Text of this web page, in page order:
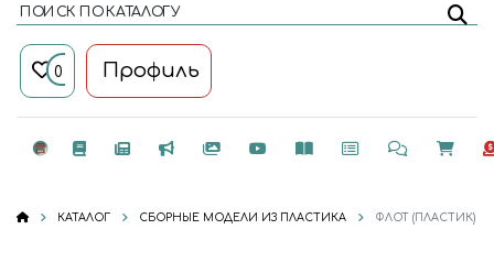
ПОИСК ПО КАТАЛОГУ
0 Профиль
КАТАЛОГ СБОРНЫЕ МОДЕЛИ ИЗ ПЛАСТИКА ФЛОТ (ПЛАСТИК)